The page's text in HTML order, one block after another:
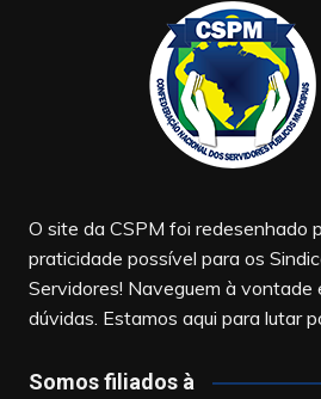
O site da CSPM foi redesenhado
praticidade possível para os
Servidores! Naveguem à vontade
dúvidas. Estamos aqui para lutar
Somos filiados à